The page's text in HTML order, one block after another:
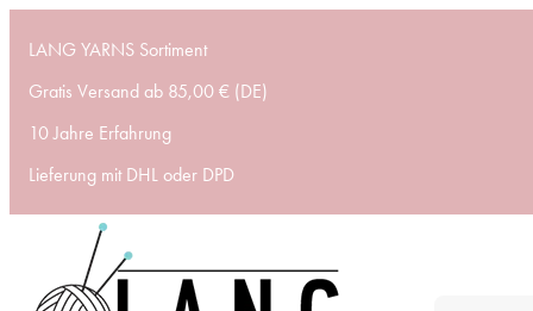
LANG YARNS Sortiment
Gratis Versand ab 85,00 € (DE)
10 Jahre Erfahrung
Lieferung mit DHL oder DPD